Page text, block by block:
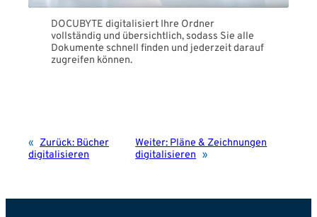
DOCUBYTE digitalisiert Ihre Ordner
vollständig und übersichtlich, sodass Sie alle
Dokumente schnell finden und jederzeit darauf
zugreifen können.
« Zurück:Bücher
digitalisieren
Weiter:Pläne & Zeichnungen
digitalisieren »